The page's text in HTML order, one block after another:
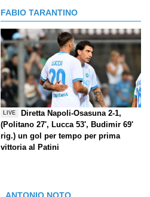
FABIO TARANTINO
LIVE
Diretta Napoli-Osasuna 2-1,
(Politano 27', Lucca 53', Budimir 69'
rig.) un gol per tempo per prima
vittoria al Patini